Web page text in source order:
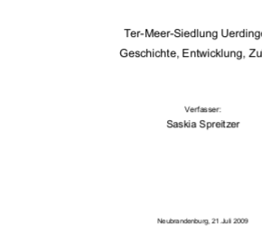
Ter-Meer-Siedlung
Geschichte, Entwicklung,
Verfasser:
Saskia Spreitzer
Neubrandenburg, 21.Juli 2009